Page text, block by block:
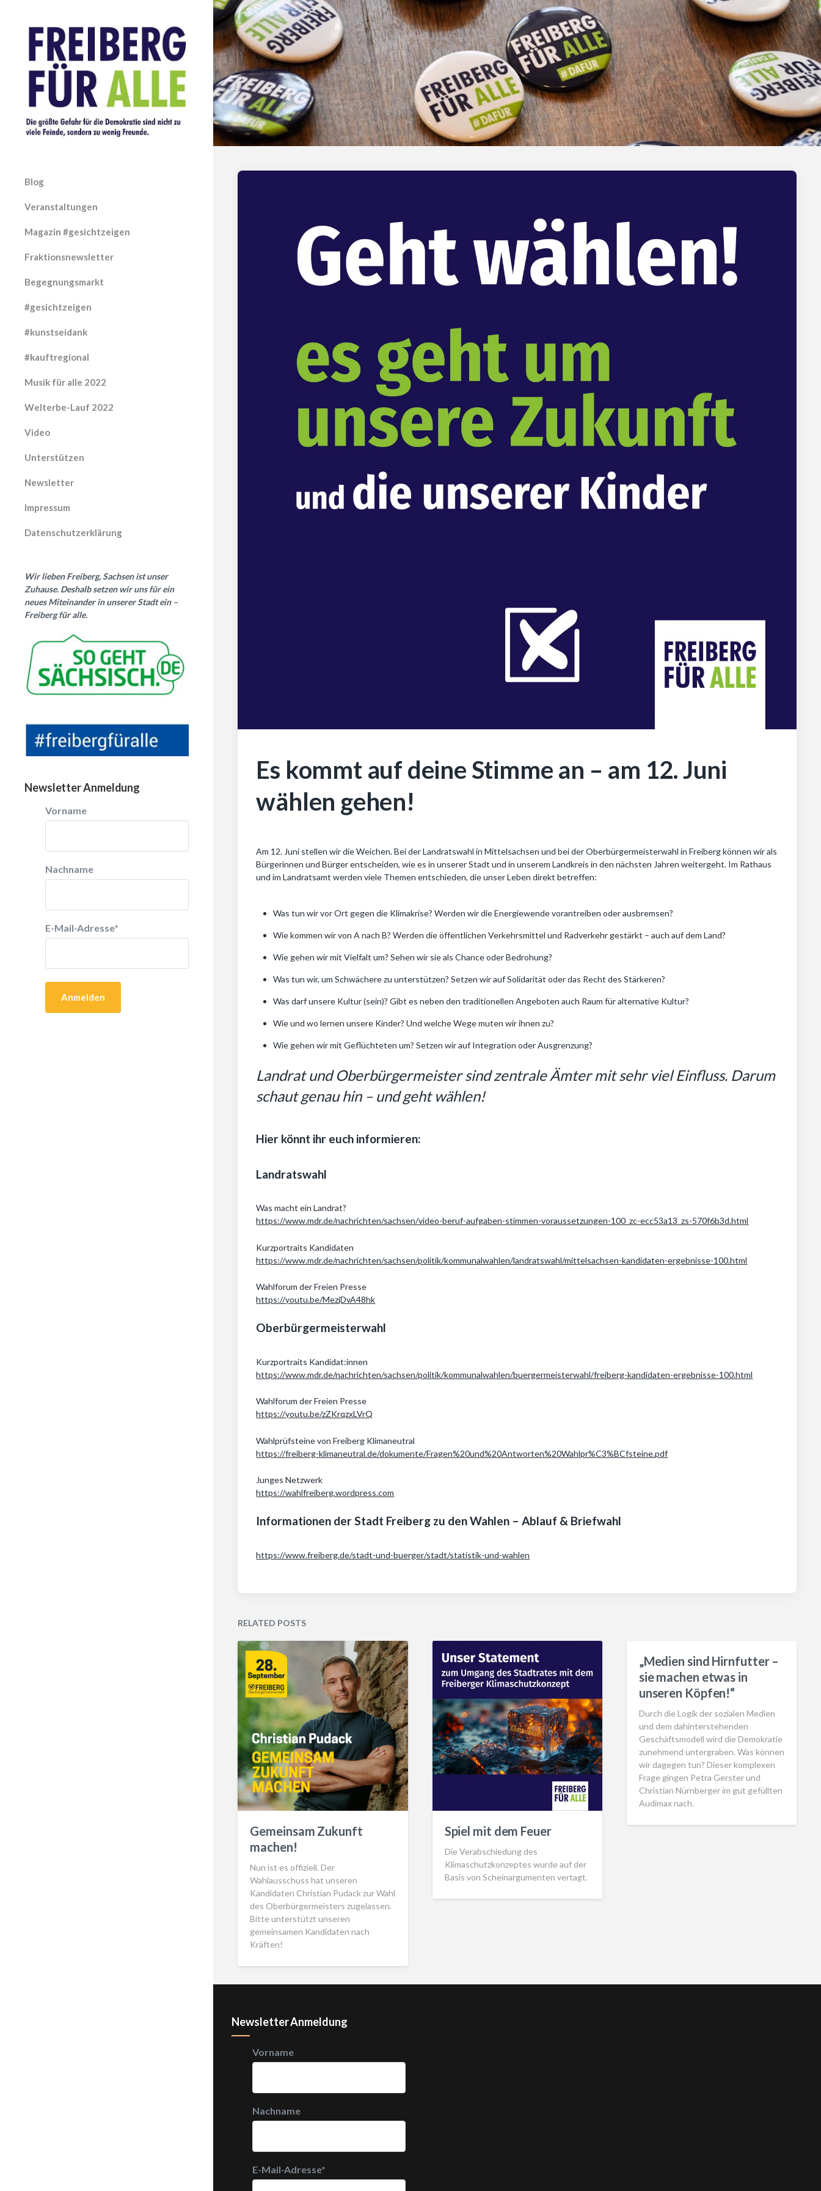
Blog
Veranstaltungen
Magazin #gesichtzeigen
Fraktionsnewsletter
Begegnungsmarkt
#gesichtzeigen
#kunstseidank
#kauftregional
Musik für alle 2022
Welterbe-Lauf 2022
Video
Unterstützen
Newsletter
Impressum
Datenschutzerklärung
Wir lieben Freiberg, Sachsen ist unser
Zuhause. Deshalb setzen wir uns für ein
neues Miteinander in unserer Stadt ein –
Freiberg für alle.
Newsletter Anmeldung
Vorname
Nachname
E-Mail-Adresse*
Es kommt auf deine Stimme an – am 12. Juni
wählen gehen!
Am 12. Juni stellen wir die Weichen. Bei der Landratswahl in Mittelsachsen und bei der Oberbürgermeisterwahl in Freiberg können wir als
Bürgerinnen und Bürger entscheiden, wie es in unserer Stadt und in unserem Landkreis in den nächsten Jahren weitergeht. Im Rathaus
und im Landratsamt werden viele Themen entschieden, die unser Leben direkt betreffen:
Was tun wir vor Ort gegen die Klimakrise? Werden wir die Energiewende vorantreiben oder ausbremsen?
Wie kommen wir von A nach B? Werden die öffentlichen Verkehrsmittel und Radverkehr gestärkt – auch auf dem Land?
Wie gehen wir mit Vielfalt um? Sehen wir sie als Chance oder Bedrohung?
Was tun wir, um Schwächere zu unterstützen? Setzen wir auf Solidarität oder das Recht des Stärkeren?
Was darf unsere Kultur (sein)? Gibt es neben den traditionellen Angeboten auch Raum für alternative Kultur?
Wie und wo lernen unsere Kinder? Und welche Wege muten wir ihnen zu?
Wie gehen wir mit Geflüchteten um? Setzen wir auf Integration oder Ausgrenzung?
Landrat und Oberbürgermeister sind zentrale Ämter mit sehr viel Einfluss. Darum
schaut genau hin – und geht wählen!
Hier könnt ihr euch informieren:
Landratswahl
Was macht ein Landrat?
https://www.mdr.de/nachrichten/sachsen/video-beruf-aufgaben-stimmen-voraussetzungen-100_zc-ecc53a13_zs-570f6b3d.html
Kurzportraits Kandidaten
https://www.mdr.de/nachrichten/sachsen/politik/kommunalwahlen/landratswahl/mittelsachsen-kandidaten-ergebnisse-100.html
Wahlforum der Freien Presse
https://youtu.be/MezjDvA48hk
Oberbürgermeisterwahl
Kurzportraits Kandidat:innen
https://www.mdr.de/nachrichten/sachsen/politik/kommunalwahlen/buergermeisterwahl/freiberg-kandidaten-ergebnisse-100.html
Wahlforum der Freien Presse
https://youtu.be/zZKrqzxLVrQ
Wahlprüfsteine von Freiberg Klimaneutral
https://freiberg-klimaneutral.de/dokumente/Fragen%20und%20Antworten%20Wahlpr%C3%BCfsteine.pdf
Junges Netzwerk
https://wahlfreiberg.wordpress.com
Informationen der Stadt Freiberg zu den Wahlen – Ablauf & Briefwahl
https://www.freiberg.de/stadt-und-buerger/stadt/statistik-und-wahlen
RELATED POSTS
Gemeinsam Zukunft
machen!
Nun ist es offiziell. Der
Wahlausschuss hat unseren
Kandidaten Christian Pudack zur Wahl
des Oberbürgermeisters zugelassen.
Bitte unterstützt unseren
gemeinsamen Kandidaten nach
Kräften!
Spiel mit dem Feuer
Die Verabschiedung des
Klimaschutzkonzeptes wurde auf der
Basis von Scheinargumenten vertagt.
„Medien sind Hirnfutter –
sie machen etwas in
unseren Köpfen!“
Durch die Logik der sozialen Medien
und dem dahinterstehenden
Geschäftsmodell wird die Demokratie
zunehmend untergraben. Was können
wir dagegen tun? Dieser komplexen
Frage gingen Petra Gerster und
Christian Nürnberger im gut gefüllten
Audimax nach.
Newsletter Anmeldung
Vorname
Nachname
E-Mail-Adresse*